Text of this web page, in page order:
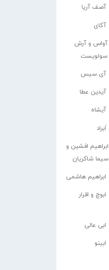
آصف آریا
آکای
آواس و آرش
سولویست
آی سیس
آیدین عطا
آیشاه
اَبراد
ابراهیم افشین و
سیما شاکریان
ابراهیم هاشمی
ابوچ و اقرار
ابی عالی
ابینو